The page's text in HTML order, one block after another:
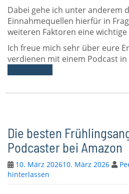
Dabei gehe ich unter anderem
Einnahmequellen hierfür in
weiteren Faktoren eine wichtige
Ich freue mich sehr über eure
verdienen mit einem Podcast
Die besten
Podcaster bei Amazon
10. März 202610. März 2026
hinterlassen